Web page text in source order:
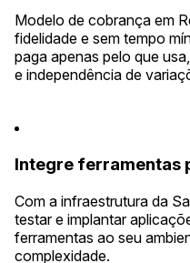
Modelo de cobrança em
fidelidade e sem tempo
paga apenas pelo que
e independência de
Integre ferramentas
Com a infraestrutura da
testar e implantar
ferramentas ao seu
complexidade.